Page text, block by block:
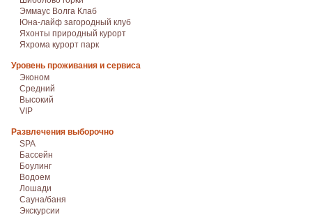
Эммаус Волга Клаб
Юна-лайф загородный клуб
Яхонты природный курорт
Яхрома курорт парк
Уровень проживания и сервиса
Эконом
Средний
Высокий
VIP
Развлечения выборочно
SPA
Бассейн
Боулинг
Водоем
Лошади
Сауна/баня
Экскурсии